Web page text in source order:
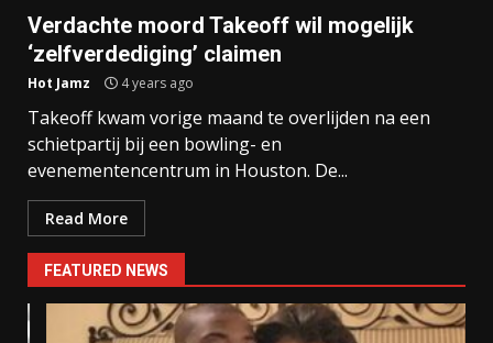
Verdachte moord Takeoff wil mogelijk
‘zelfverdediging’ claimen
Hot Jamz 4 years ago
Takeoff kwam vorige maand te overlijden na een
schietpartij bij een bowling- en
evenementencentrum in Houston. De...
Read More
FEATURED NEWS